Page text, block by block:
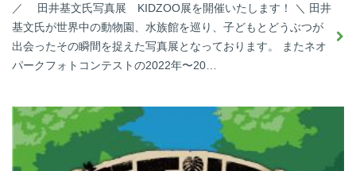
／ 田井基文氏写真展 KIDZOO展を開催いたします！ ＼ 田井
基文氏が世界中の動物園、水族館を巡り、子どもとどうぶつが
出会ったその瞬間を捉えた写真展となっております。 またネオ
パークフォトコンテストの2022年〜20…